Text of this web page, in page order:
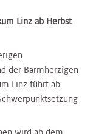
Linz ab Herbst
der Barmherzigen
Linz führt ab